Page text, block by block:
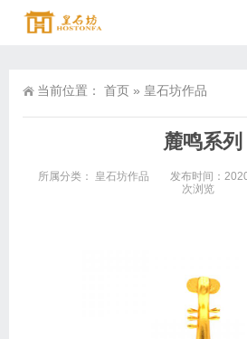
当前位置： 首页 » 皇石坊作品
麓鸣系列
所属分类： 皇石坊作品 发布时间：
次浏览